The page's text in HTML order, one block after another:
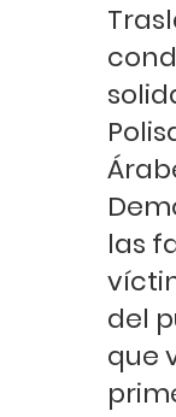
las
del
que